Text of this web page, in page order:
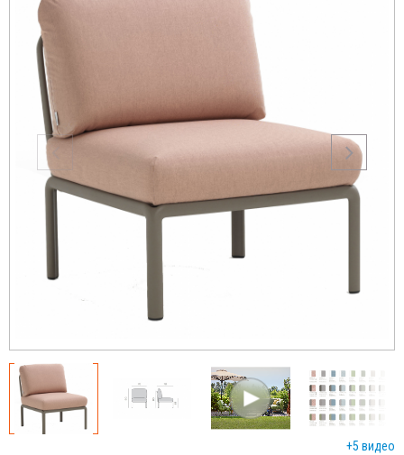
+5 видео